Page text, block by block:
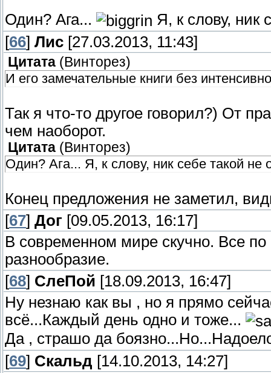
Один? Ага...
Я, к слову, ник
[66] Лис [27.03.2013, 11:43]
Цитата ( Винторез)
И его замечательные книги без
Так я что-то другое говорил?) От
чем наоборот.
Цитата ( Винторез)
Один? Ага... Я, к слову, ник себе такой не
Конец предложения не заметил,
[67] Дог [09.05.2013, 16:17]
В современном мире скучно. Все
разнообразие.
[68] СлеПoй [18.09.2013, 16:47]
Ну незнаю как вы , но я прямо
всё...Каждый день одно и тоже...
Да , страшо да
[69] Скальд [14.10.2013, 14:27]